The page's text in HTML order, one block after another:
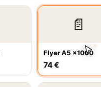
📄
Flyer A5 ×1000
74 €
Kundenpreis 74 € ·+15